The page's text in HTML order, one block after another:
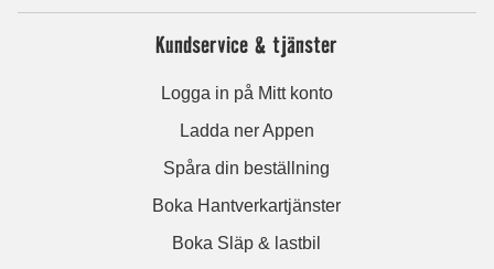
Kundservice & tjänster
Logga in på Mitt konto
Ladda ner Appen
Spåra din beställning
Boka Hantverkartjänster
Boka Släp & lastbil